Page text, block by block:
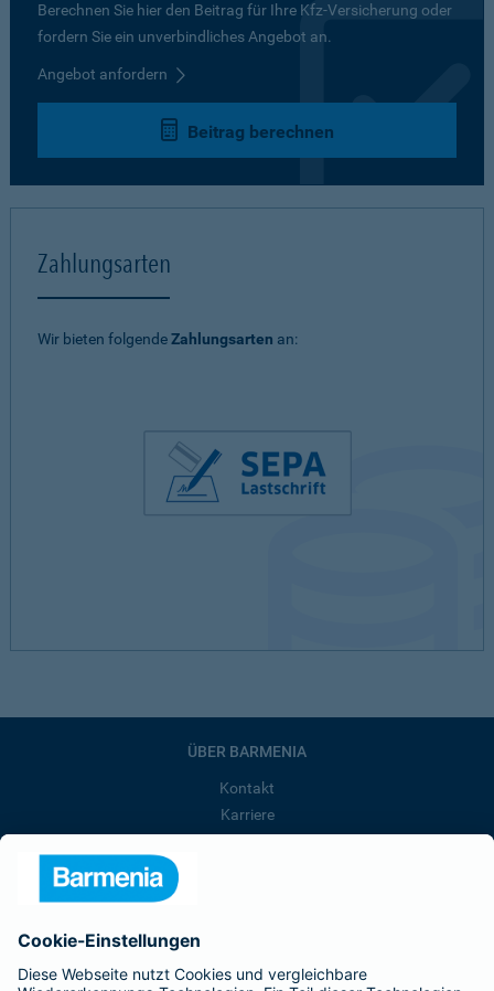
Berechnen Sie hier den Beitrag für Ihre Kfz-Versicherung oder
fordern Sie ein unverbindliches Angebot an.
Angebot anfordern
Beitrag berechnen
Zahlungsarten
Wir bieten folgendeZahlungsarten an:
ÜBER BARMENIA
Kontakt
Karriere
Barmenia ist Teil der BarmeniaGothaer